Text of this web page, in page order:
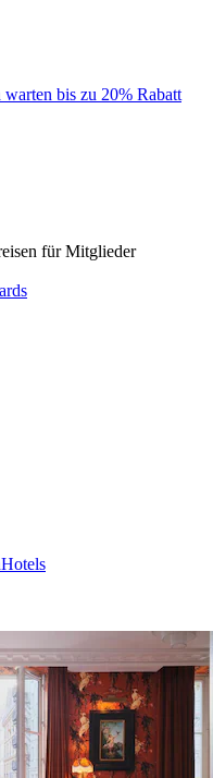
bis zu 20% Rabatt
für Mitglieder
Hotels